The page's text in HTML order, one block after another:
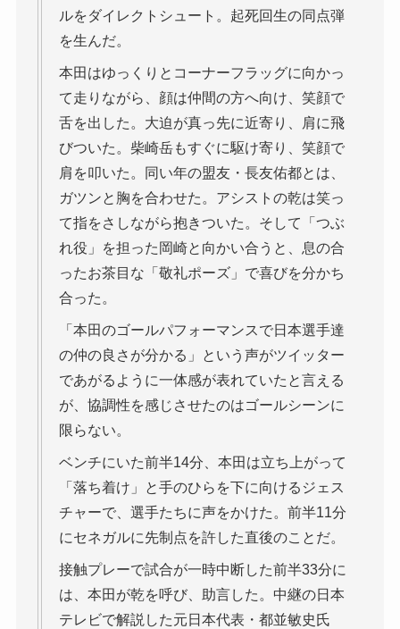
ルをダイレクトシュート。起死回生の同点弾
を生んだ。
本田はゆっくりとコーナーフラッグに向かっ
て走りながら、顔は仲間の方へ向け、笑顔で
舌を出した。大迫が真っ先に近寄り、肩に飛
びついた。柴崎岳もすぐに駆け寄り、笑顔で
肩を叩いた。同い年の盟友・長友佑都とは、
ガツンと胸を合わせた。アシストの乾は笑っ
て指をさしながら抱きついた。そして「つぶ
れ役」を担った岡崎と向かい合うと、息の合
ったお茶目な「敬礼ポーズ」で喜びを分かち
合った。
「本田のゴールパフォーマンスで日本選手達
の仲の良さが分かる」という声がツイッター
であがるように一体感が表れていたと言える
が、協調性を感じさせたのはゴールシーンに
限らない。
ベンチにいた前半14分、本田は立ち上がって
「落ち着け」と手のひらを下に向けるジェス
チャーで、選手たちに声をかけた。前半11分
にセネガルに先制点を許した直後のことだ。
接触プレーで試合が一時中断した前半33分に
は、本田が乾を呼び、助言した。中継の日本
テレビで解説した元日本代表・都並敏史氏